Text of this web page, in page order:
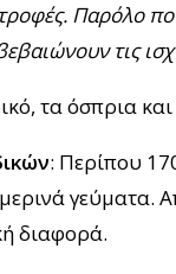
Παρόλο
τις
τα όσπρια
: Περίπου
γεύματα.
διαφορά.